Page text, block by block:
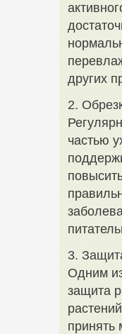
других
2.
частью
3.
Одним
защита
принять